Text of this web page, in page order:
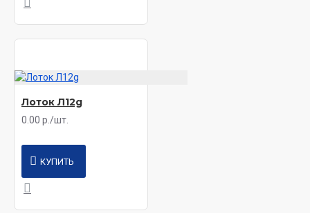
Лоток Л12g
0.00 р./шт.
КУПИТЬ